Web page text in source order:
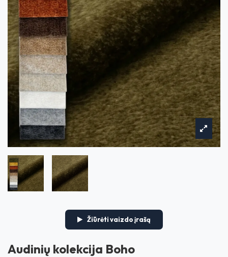
Žiūrėti vaizdo įrašą
Audinių kolekcija Boho